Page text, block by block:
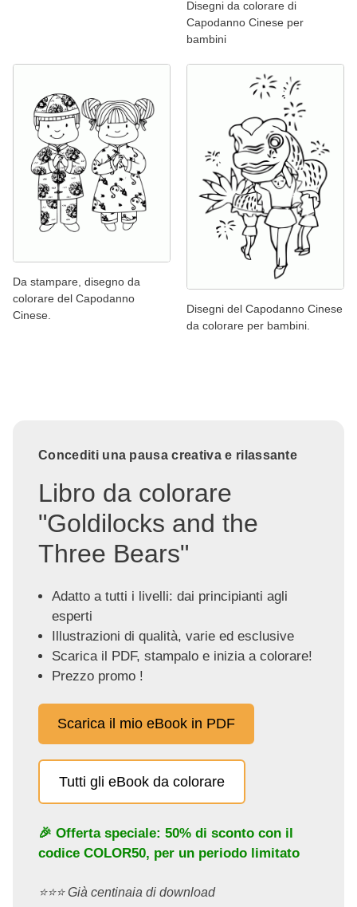
Disegni da colorare di
Capodanno Cinese per
bambini
Da stampare, disegno da
colorare del Capodanno
Cinese.
Disegni del Capodanno Cinese
da colorare per bambini.
Concediti una pausa creativa e rilassante
Libro da colorare
"Goldilocks and the
Three Bears"
Adatto a tutti i livelli: dai principianti agli
esperti
Illustrazioni di qualità, varie ed esclusive
Scarica il PDF, stampalo e inizia a colorare!
Prezzo promo !
Scarica il mio eBook in PDF
Tutti gli eBook da colorare
🎉 Offerta speciale: 50% di sconto con il
codice COLOR50, per un periodo limitato
⭐️⭐️⭐️ Già centinaia di download